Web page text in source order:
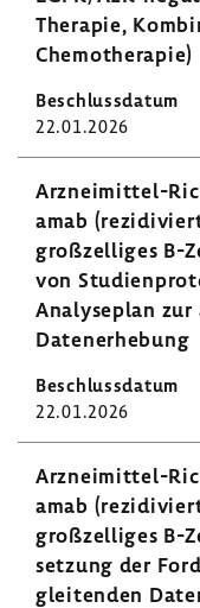
Therapie,
Chemo­the­rapie)
22.01.2026
Arzneimittel-​
amab
groß­zel­liges B-​
von
Analy­se­plan
Daten­er­he­bung
22.01.2026
Arzneimittel-​
amab
groß­zel­liges B-​
set­zung der
glei­tenden